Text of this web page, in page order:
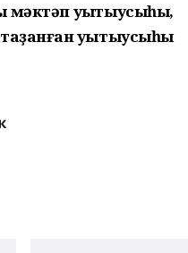
мәктәп уҡытыусыһы,
уҡытыусыһы